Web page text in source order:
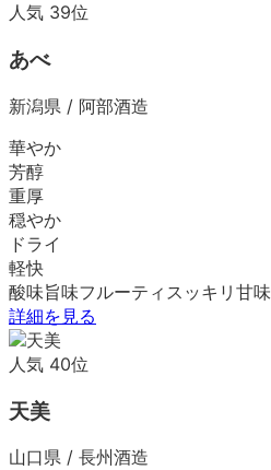
人気 39位
あべ
新潟県 / 阿部酒造
華やか
芳醇
重厚
穏やか
ドライ
軽快
酸味旨味フルーティ スッキリ 甘味
詳細を見る
人気 40位
天美
山口県 / 長州酒造